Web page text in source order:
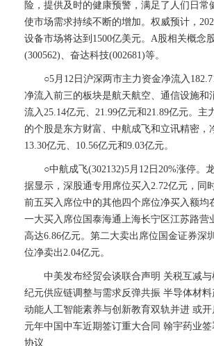
险，提供及时的健康预警，满足了人们日常
使市场需求持续不断的增加。权威预计，
设备市场将达到1500亿美元。A股相关概念
(300562)、奋达科技(002681)等。
○5月12日沪深两市主力资金净流入
净流入前三的板块是航天航空、通信设施和
流入25.14亿元、21.99亿元和21.89亿元。主
的个股是东方财富、中航成飞和立讯精密，
13.30亿元、10.56亿元和9.03亿元。
○中航成飞(302132)5月12日20%涨停。
据显示，深股通专用席位买入2.72亿元，同
前五买入席位中的其他四个席位净买入额均
一大买入席位国泰海通上海长宁区江苏路营
高达6.86亿元。第二大卖出席位国金证券深
位净卖出2.04亿元。
中美发布经贸会谈联合声明 关税互减与
纪元供应链调整与需求反弹共振 半导体材
动能人工智能素养与创新教育双轨并进 或
元年中国中车近期签订重大合同 翰宇药业
协议